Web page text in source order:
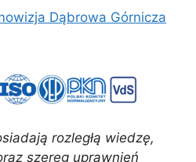
Dąbrowa Górnicza
rozległą wiedzę,
szereg uprawnień